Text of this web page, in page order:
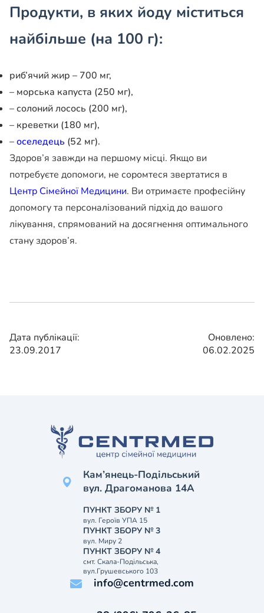
Продукти, в яких йоду міститься
найбільше (на 100 г):
риб’ячий жир – 700 мг,
– морська капуста (250 мг),
– солоний лосось (200 мг),
– креветки (180 мг),
–оселедець (52 мг).
Здоров’я завжди на першому місці. Якщо ви
потребуєте допомоги, не соромтеся звертатися в
Центр Сімейної Медицини. Ви отримаєте професійну
допомогу та персоналізований підхід до вашого
лікування, спрямований на досягнення оптимального
стану здоров’я.
Дата публікації:
23.09.2017
Оновлено:
06.02.2025
Кам’янець-Подільський
вул. Драгоманова 14А
ПУНКТ ЗБОРУ № 1
вул. Героїв УПА 15
ПУНКТ ЗБОРУ № 3
вул. Миру 2
ПУНКТ ЗБОРУ № 4
смт. Скала-Подільська,
вул.Грушевського 103
info@centrmed.com